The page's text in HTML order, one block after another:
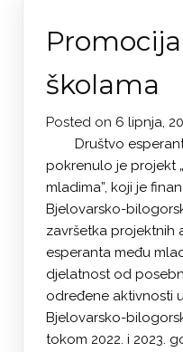
školama
Posted on 6 lipnja,
Društvo
pokrenulo je projekt
mladima”, koji je
Bjelovarsko-
završetka projektnih
esperanta među
djelatnost od
određene aktivnosti
Bjelovarsko-
tokom 2022. i 2023.